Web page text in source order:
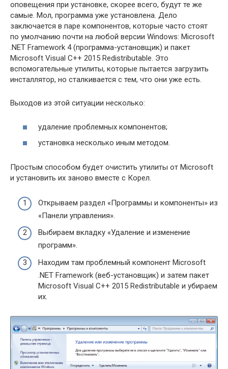
оповещения при установке, скорее всего, будут те же
самые. Мол, программа уже установлена. Дело
заключается в паре компонентов, которые часто стоят
по умолчанию почти на любой версии Windows: Microsoft
.NET Framework 4 (программа-установщик) и пакет
Microsoft Visual C++ 2015 Redistributable. Это
вспомогательные утилиты, которые пытается загрузить
инсталлятор, но сталкивается с тем, что они уже есть.
Выходов из этой ситуации несколько:
удаление проблемных компонентов;
установка несколько иным методом.
Простым способом будет очистить утилиты от Microsoft
и установить их заново вместе с Корел.
Открываем раздел «Программы и компоненты» из
«Панели управления».
Выбираем вкладку «Удаление и изменение
программ».
Находим там проблемный компонент Microsoft
.NET Framework (веб-установщик) и затем пакет
Microsoft Visual C++ 2015 Redistributable и убираем
их.